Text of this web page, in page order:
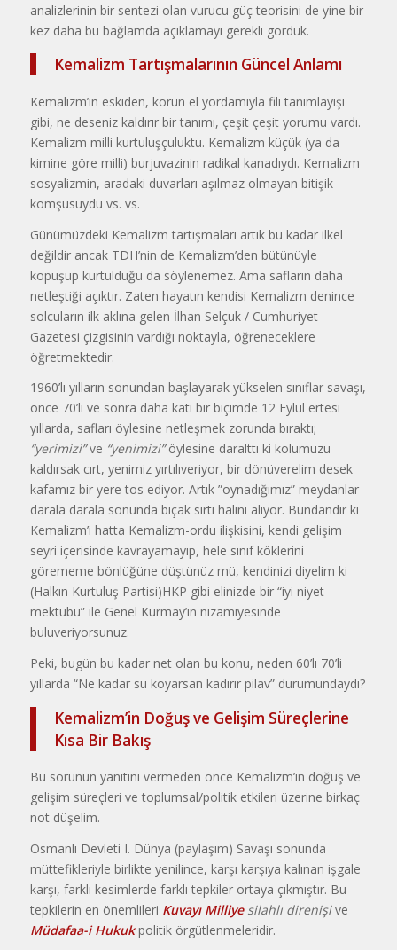
analizlerinin bir sentezi olan vurucu güç teorisini de yine bir
kez daha bu bağlamda açıklamayı gerekli gördük.
Kemalizm Tartışmalarının Güncel Anlamı
Kemalizm’in eskiden, körün el yordamıyla fili tanımlayışı
gibi, ne deseniz kaldırır bir tanımı, çeşit çeşit yorumu vardı.
Kemalizm milli kurtuluşçuluktu. Kemalizm küçük (ya da
kimine göre milli) burjuvazinin radikal kanadıydı. Kemalizm
sosyalizmin, aradaki duvarları aşılmaz olmayan bitişik
komşusuydu vs. vs.
Günümüzdeki Kemalizm tartışmaları artık bu kadar ilkel
değildir ancak TDH’nin de Kemalizm’den bütünüyle
kopuşup kurtulduğu da söylenemez. Ama safların daha
netleştiği açıktır. Zaten hayatın kendisi Kemalizm denince
solcuların ilk aklına gelen İlhan Selçuk / Cumhuriyet
Gazetesi çizgisinin vardığı noktayla, öğreneceklere
öğretmektedir.
1960’lı yılların sonundan başlayarak yükselen sınıflar savaşı,
önce 70’li ve sonra daha katı bir biçimde 12 Eylül ertesi
yıllarda, safları öylesine netleşmek zorunda bıraktı;
“yerimizi”ve “yenimizi”öylesine daralttı ki kolumuzu
kaldırsak cırt, yenimiz yırtılıveriyor, bir dönüverelim desek
kafamız bir yere tos ediyor. Artık ”oynadığımız” meydanlar
darala darala sonunda bıçak sırtı halini alıyor. Bundandır ki
Kemalizm’i hatta Kemalizm-ordu ilişkisini, kendi gelişim
seyri içerisinde kavrayamayıp, hele sınıf köklerini
görememe bönlüğüne düştünüz mü, kendinizi diyelim ki
(Halkın Kurtuluş Partisi)HKP gibi elinizde bir “iyi niyet
mektubu” ile Genel Kurmay’ın nizamiyesinde
buluveriyorsunuz.
Peki, bugün bu kadar net olan bu konu, neden 60’lı 70’li
yıllarda “Ne kadar su koyarsan kadırır pilav” durumundaydı?
Kemalizm’in Doğuş ve Gelişim Süreçlerine
Kısa Bir Bakış
Bu sorunun yanıtını vermeden önce Kemalizm’in doğuş ve
gelişim süreçleri ve toplumsal/politik etkileri üzerine birkaç
not düşelim.
Osmanlı Devleti I. Dünya (paylaşım) Savaşı sonunda
müttefikleriyle birlikte yenilince, karşı karşıya kalınan işgale
karşı, farklı kesimlerde farklı tepkiler ortaya çıkmıştır. Bu
tepkilerin en önemlileri Kuvayı Milliye silahlı direnişive
Müdafaa-i Hukukpolitik örgütlenmeleridir.